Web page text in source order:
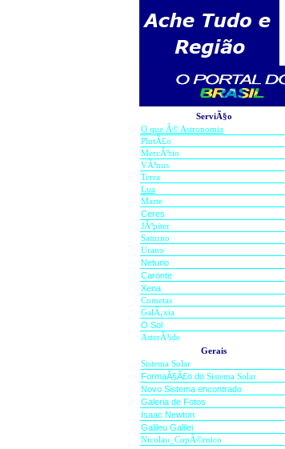
ServiÃ§o
O que Ã© Astronomia
PlutÃ£o
MercÃºrio
VÃªnus
Terra
Lua
Marte
Ceres
JÃºpiter
Saturno
Urano
Netuno
Caronte
Xena
Cometas
GalÃ¡xia
O Sol
AsterÃ³ide
Gerais
Sistema Solar
FormaÃ§Ã£o do Sistema Solar
Novo Sistema encontrado
Galeria de Fotos
Isaac Newton
Galileu Galilei
Nicolau_CopÃ©rnico